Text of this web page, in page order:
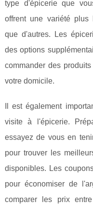
type d'épicerie que
offrent une variété plus
que d'autres. Les
des options
commander des
votre domicile.
Il est également
visite à l'épicerie.
essayez de vous en
pour trouver les
disponibles. Les
pour économiser de
comparer les prix